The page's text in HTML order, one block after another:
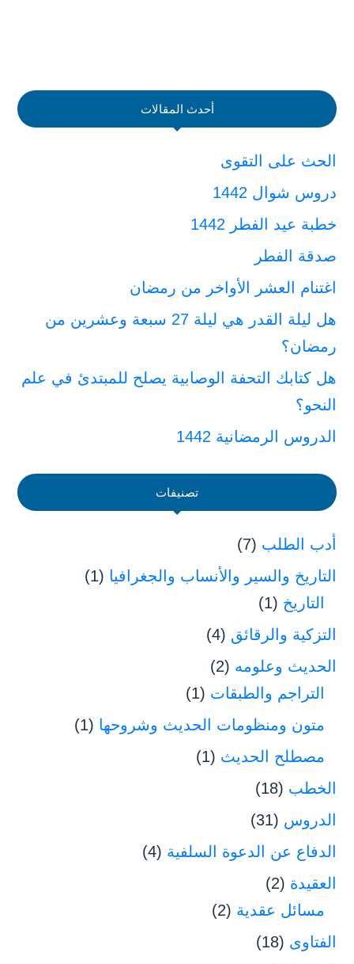
أحدث المقالات
الحث على التقوى
دروس شوال 1442
خطبة عيد الفطر 1442
صدقة الفطر
اغتنام العشر الأواخر من رمضان
هل ليلة القدر هي ليلة 27 سبعة وعشرين من
رمضان؟
هل كتابك التحفة الوصابية يصلح للمبتدئ في علم
النحو؟
الدروس الرمضانية 1442
تصنيفات
أدب الطلب (7)
التاريخ والسير والأنساب والجغرافيا (1)
التاريخ (1)
التزكية والرقائق (4)
الحديث وعلومه (2)
التراجم والطبقات (1)
متون ومنظومات الحديث وشروحها (1)
مصطلح الحديث (1)
الخطب (18)
الدروس (31)
الدفاع عن الدعوة السلفية (4)
العقيدة (2)
مسائل عقدية (2)
الفتاوى (18)